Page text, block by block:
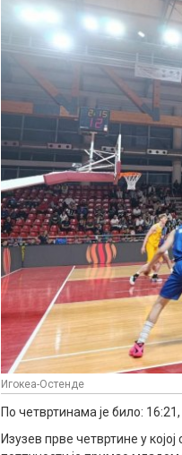
Игокеа-Остенде
По четвртинама је било:
Изузев прве четвртине у